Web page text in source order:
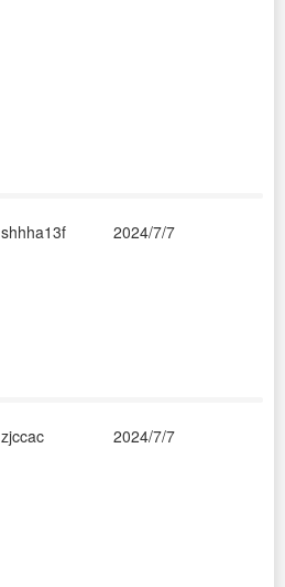
shhha13f 2024/7/7
zjccac 2024/7/7